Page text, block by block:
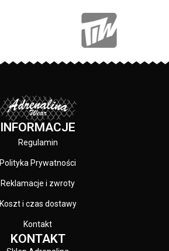
trwałe - skład materiału: 80%
bawełna / 20% poliester
INFORMACJE
Regulamin
Polityka Prywatności
Reklamacje i zwroty
Koszt i czas dostawy
Kontakt
KONTAKT